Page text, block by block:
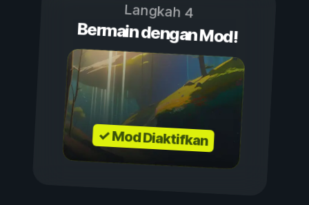
Langkah 4
Bermain dengan Mod!
✓ Mod Diaktifkan